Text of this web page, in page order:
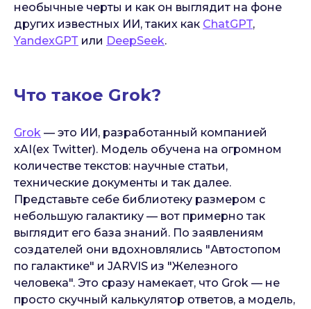
необычные черты и как он выглядит на фоне
других известных ИИ, таких как ChatGPT,
YandexGPT или DeepSeek.
Что такое Grok?
Grok — это ИИ, разработанный компанией
xAI(ex Twitter). Модель обучена на огромном
количестве текстов: научные статьи,
технические документы и так далее.
Представьте себе библиотеку размером с
небольшую галактику — вот примерно так
выглядит его база знаний. По заявлениям
создателей они вдохновлялись "Автостопом
по галактике" и JARVIS из "Железного
человека". Это сразу намекает, что Grok — не
просто скучный калькулятор ответов, а модель,